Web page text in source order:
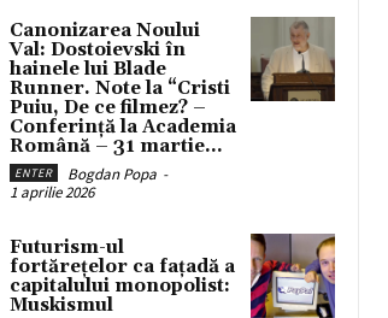
Canonizarea Noului
Val: Dostoievski în
hainele lui Blade
Runner. Note la “Cristi
Puiu, De ce filmez? –
Conferință la Academia
Română – 31 martie...
ENTER Bogdan Popa -
1 aprilie 2026
Futurism-ul
fortărețelor ca fațadă a
capitalului monopolist:
Muskismul